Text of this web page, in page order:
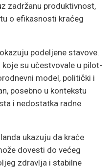
zadržanu produktivnost,
o efikasnosti kraćeg
podeljene stavove.
su učestvovale u pilot-
model, politički i
posebno u kontekstu
i nedostatka radne
ukazuju da kraće
dovesti do većeg
zdravlja i stabilne